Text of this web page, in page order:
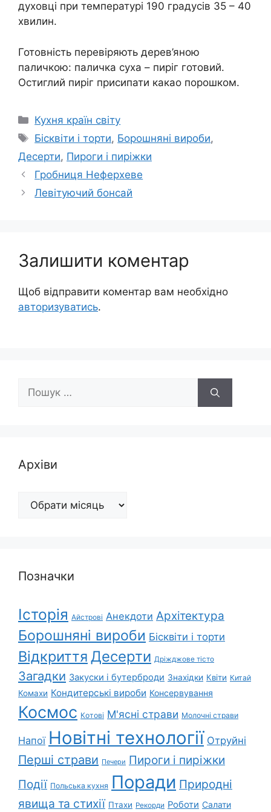
духовці при температурі 190 градусів 35 – 40
хвилин.
Готовність перевіряють дерев’яною
паличкою: паличка суха – пиріг готовий.
Остиглий пиріг присипати какао порошком.
Категорії
Кухня країн світу
Позначки
Бісквіти і торти, Борошняні вироби,
Десерти, Пироги і пиріжки
Гробниця Неферхеве
Левітуючий бонсай
Залишити коментар
Щоб відправити коментар вам необхідно
авторизуватись.
Пошук:
Архіви
Архіви
Позначки
Історія Айстрові Анекдоти Архітектура
Борошняні вироби Бісквіти і торти
Відкриття Десерти Дріжджове тісто
Загадки Закуски і бутерброди Знахідки Квіти Китай
Комахи Кондитерські вироби Консервування
Космос Котові М'ясні страви Молочні страви
Напої Новітні технології Отруйні
Перші страви Печери Пироги і пиріжки
Події Польська кухня Поради Природні
явища та стихії Птахи Рекорди Роботи Салати